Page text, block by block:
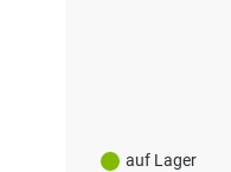
auf Lager